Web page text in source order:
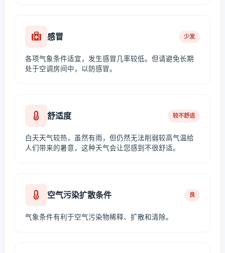
感冒 少发
各项气象条件适宜，发生感冒几率较低。但请避免长期
处于空调房间中，以防感冒。
舒适度 较不舒适
白天天气较热，虽然有雨，但仍然无法削弱较高气温给
人们带来的暑意，这种天气会让您感到不很舒适。
空气污染扩散条件 良
气象条件有利于空气污染物稀释、扩散和清除。